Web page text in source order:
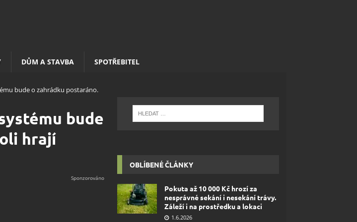
DŮM A STAVBA SPOTŘEBITEL
bude o zahrádku postaráno.
bude
hrají
OBLÍBENÉ ČLÁNKY
Pokuta až 10 000 Kč hrozí za
nesprávné sekání i nesekání trávy.
Záleží i na prostředku a lokaci
1.6.2026